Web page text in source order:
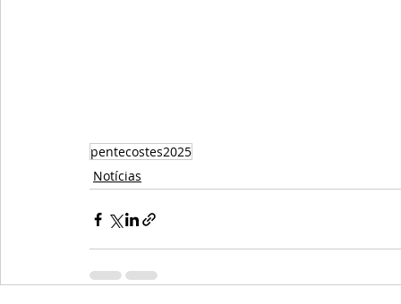
pentecostes2025
Notícias